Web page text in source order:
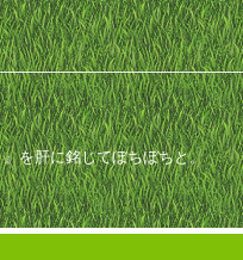
を肝に銘じてぼちぼちと。